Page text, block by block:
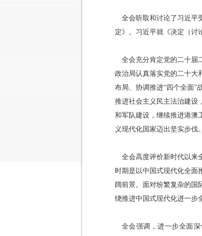
全会听取和讨论了习近平
定》。习近平就《决定（讨
全会充分肯定党的二十届
政治局认真落实党的二十大
布局、协调推进“四个全面”
推进社会主义民主法治建设
和军队建设，继续推进港澳
义现代化国家迈出坚实步伐。
全会高度评价新时代以来
时期是以中国式现代化全面
阔前景。面对纷繁复杂的国
绕推进中国式现代化进一步
全会强调，进一步全面